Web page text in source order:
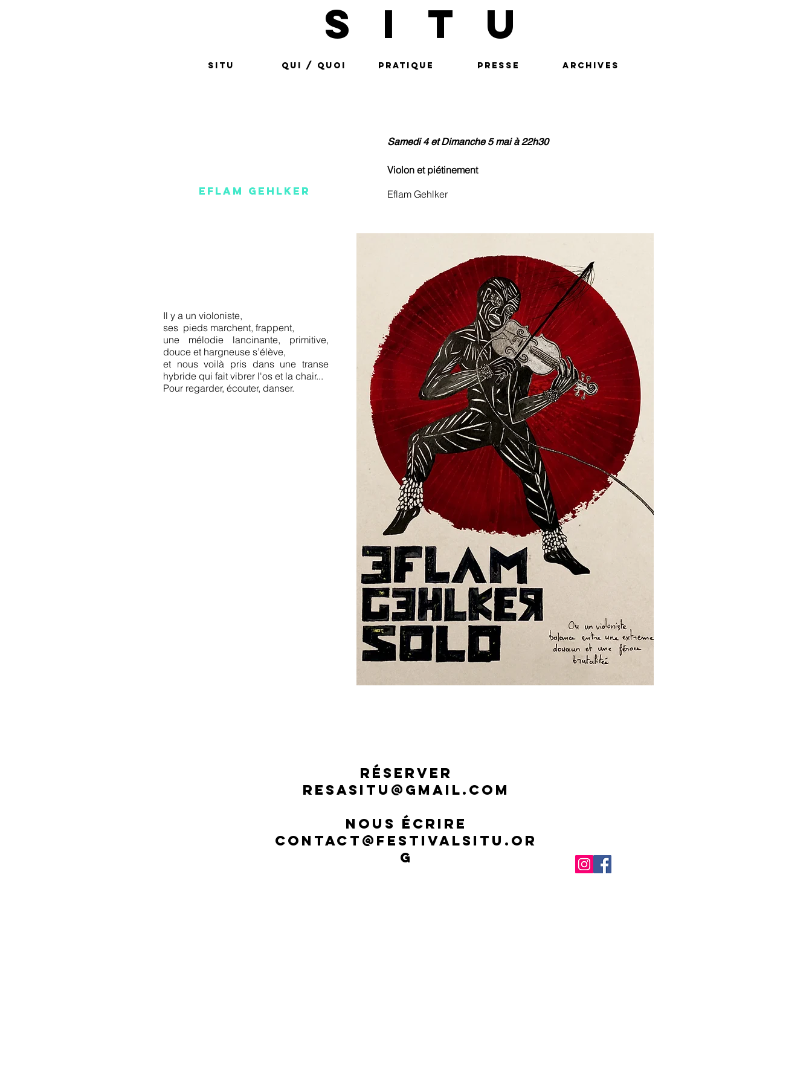
SITU
SITU QUI / QUOI PRATIQUE PRESSE ARCHIVES
eflam gehlker
Samedi 4 et Dimanche 5 mai à 22h30
Violon et piétinement
Eflam Gehlker
Il y a un violoniste,
ses pieds marchent, frappent,
une mélodie lancinante, primitive,
douce et hargneuse s’élève,
et nous voilà pris dans une transe
hybride qui fait vibrer l'os et la chair...
Pour regarder, écouter, danser.
RÉSERVER
RESASITU@GMAIL.COM
NOUS ÉCRIRE
CONTACT @FESTIVALSITU.OR
G